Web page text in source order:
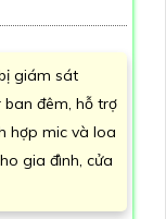
giám sát
đêm, hỗ trợ
hợp mic và loa
gia đình, cửa